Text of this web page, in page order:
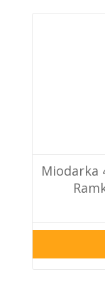
Miodarka